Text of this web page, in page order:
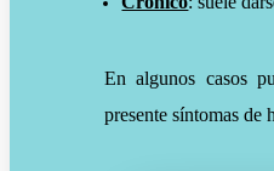
En algunos casos
presente síntomas de